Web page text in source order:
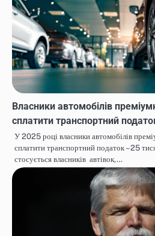
Власники автомобілів
сплатити транспортний
У 2025 році власники автомобілів
сплатити транспортний податок – 25
стосується власників автівок,…